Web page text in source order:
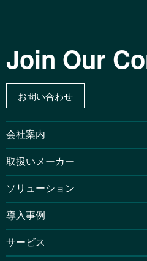
Join Our
お問い合わせ
会社案内
取扱いメーカー
ソリューション
導入事例
サービス